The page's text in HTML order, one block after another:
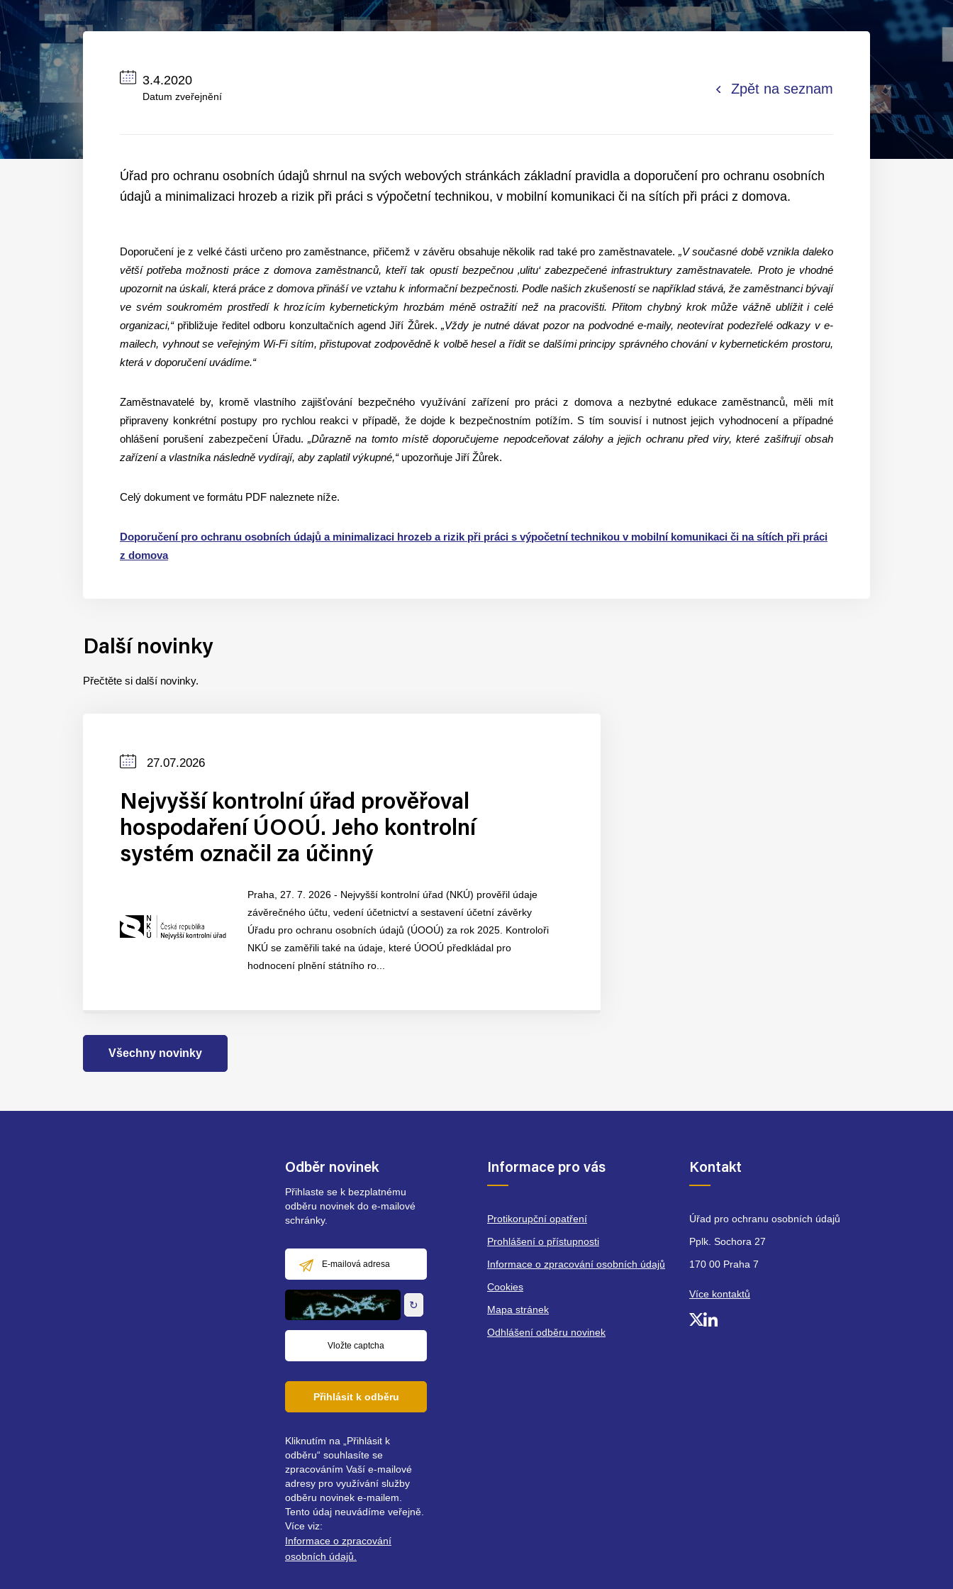
Datum zveřejnění
3.4.2020
Zpět na seznam
Úřad pro ochranu osobních údajů shrnul na svých webových stránkách základní pravidla a doporučení pro ochranu osobních
údajů a minimalizaci hrozeb a rizik při práci s výpočetní technikou, v mobilní komunikaci či na sítích při práci z domova.
Doporučení je z velké části určeno pro zaměstnance, přičemž v závěru obsahuje několik rad také pro zaměstnavatele. „V současné době vznikla daleko
větší potřeba možnosti práce z domova zaměstnanců, kteří tak opustí bezpečnou ‚ulitu‘ zabezpečené infrastruktury zaměstnavatele. Proto je vhodné
upozornit na úskalí, která práce z domova přináší ve vztahu k informační bezpečnosti. Podle našich zkušeností se například stává, že zaměstnanci bývají
ve svém soukromém prostředí k hrozícím kybernetickým hrozbám méně ostražití než na pracovišti. Přitom chybný krok může vážně ublížit i celé
organizaci,“přibližuje ředitel odboru konzultačních agend Jiří Žůrek.„Vždy je nutné dávat pozor na podvodné e-maily, neotevírat podezřelé odkazy v e-
mailech, vyhnout se veřejným Wi-Fi sítím, přistupovat zodpovědně k volbě hesel a řídit se dalšími principy správného chování v kybernetickém prostoru,
která v doporučení uvádíme.“
Zaměstnavatelé by, kromě vlastního zajišťování bezpečného využívání zařízení pro práci z domova a nezbytné edukace zaměstnanců, měli mít
připraveny konkrétní postupy pro rychlou reakci v případě, že dojde k bezpečnostním potížím. S tím souvisí i nutnost jejich vyhodnocení a případné
ohlášení porušení zabezpečení Úřadu.„Důrazně na tomto místě doporučujeme nepodceňovat zálohy a jejich ochranu před viry, které zašifrují obsah
zařízení a vlastníka následně vydírají, aby zaplatil výkupné,“upozorňuje Jiří Žůrek.
Celý dokument ve formátu PDF naleznete níže.
Doporučení pro ochranu osobních údajů a minimalizaci hrozeb a rizik při práci s výpočetní technikou v mobilní komunikaci či na sítích při práci
z domova
Další novinky
Přečtěte si další novinky.
Datum
27.07.2026
Nejvyšší kontrolní úřad prověřoval
hospodaření ÚOOÚ. Jeho kontrolní
systém označil za účinný
Praha, 27. 7. 2026 - Nejvyšší kontrolní úřad (NKÚ) prověřil údaje
závěrečného účtu, vedení účetnictví a sestavení účetní závěrky
Úřadu pro ochranu osobních údajů (ÚOOÚ) za rok 2025. Kontroloři
NKÚ se zaměřili také na údaje, které ÚOOÚ předkládal pro
hodnocení plnění státního ro...
Všechny novinky
Odběr novinek
Přihlaste se k bezplatnému
odběru novinek do e-mailové
schránky.
mailová
adresa
↻
Přihlásit k odběru
Kliknutím na „Přihlásit k
odběru“ souhlasíte se
zpracováním Vaší e-mailové
adresy pro využívání služby
odběru novinek e-mailem.
Tento údaj neuvádíme veřejně.
Více viz:
Informace o zpracování
osobních údajů.
Informace pro vás
Protikorupční opatření
Prohlášení o přístupnosti
Informace o zpracování osobních údajů
Cookies
Mapa stránek
Odhlášení odběru novinek
Kontakt
Úřad pro ochranu osobních údajů
Pplk. Sochora 27
170 00 Praha 7
Více kontaktů